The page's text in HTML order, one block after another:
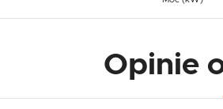
Opinie
Funkcjonalne i personalizacyjne
Dzięki tym plikom cookies możemy
strony poprzez dopasowanie jej do Twoich